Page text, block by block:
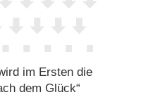
im Ersten die
dem Glück“